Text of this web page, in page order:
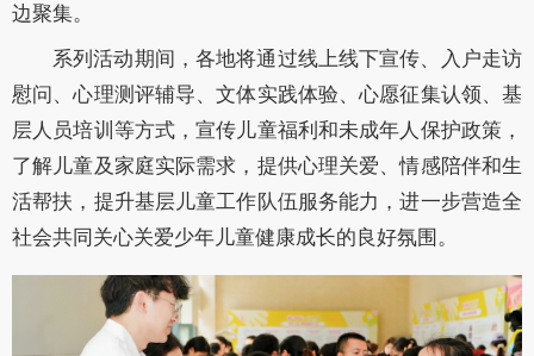
边聚集。
系列活动期间，各地将通过线上线下宣传、入户走访
慰问、心理测评辅导、文体实践体验、心愿征集认领、基
层人员培训等方式，宣传儿童福利和未成年人保护政策，
了解儿童及家庭实际需求，提供心理关爱、情感陪伴和生
活帮扶，提升基层儿童工作队伍服务能力，进一步营造全
社会共同关心关爱少年儿童健康成长的良好氛围。